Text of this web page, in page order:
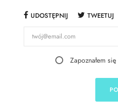
UDOSTĘPNIJ TWEETUJ
Zapoznałem